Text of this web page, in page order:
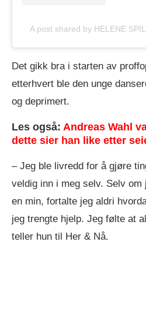
A post shared by HELENE
Det gikk bra i starten av
etterhvert ble den unge
og deprimert.
Les også: Andreas Wahl
dette sier han like etter
– Jeg ble liv­redd for å gjø­re
vel­dig inn i meg selv. Selv
en min, for­tal­te jeg ald­ri
jeg treng­te hjelp. Jeg føl­te at
tel­ler hun til Her & Nå.